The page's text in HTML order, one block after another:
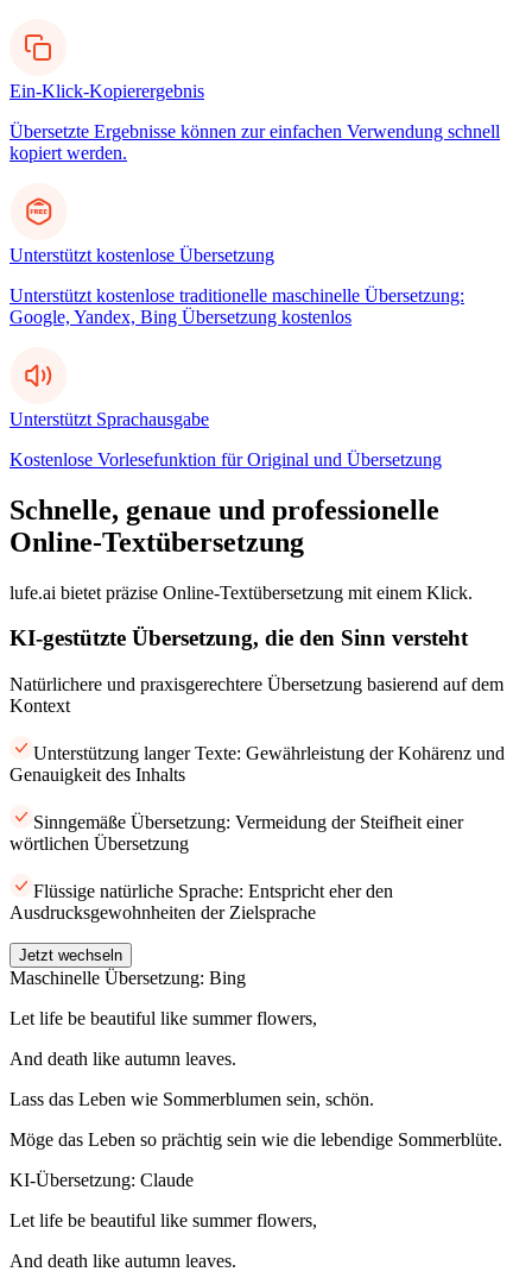
Ein-Klick-Kopierergebnis
Übersetzte Ergebnisse können zur einfachen Verwendung schnell
kopiert werden.
Unterstützt kostenlose Übersetzung
Unterstützt kostenlose traditionelle maschinelle Übersetzung:
Google, Yandex, Bing Übersetzung kostenlos
Unterstützt Sprachausgabe
Kostenlose Vorlesefunktion für Original und Übersetzung
Schnelle, genaue und professionelle
Online-Textübersetzung
lufe.ai bietet präzise Online-Textübersetzung mit einem Klick.
KI-gestützte Übersetzung, die den Sinn versteht
Natürlichere und praxisgerechtere Übersetzung basierend auf dem
Kontext
Unterstützung langer Texte: Gewährleistung der Kohärenz und
Genauigkeit des Inhalts
Sinngemäße Übersetzung: Vermeidung der Steifheit einer
wörtlichen Übersetzung
Flüssige natürliche Sprache: Entspricht eher den
Ausdrucksgewohnheiten der Zielsprache
Jetzt wechseln
Maschinelle Übersetzung: Bing
Let life be beautiful like summer flowers,
And death like autumn leaves.
Lass das Leben wie Sommerblumen sein, schön.
Möge das Leben so prächtig sein wie die lebendige Sommerblüte.
KI-Übersetzung: Claude
Let life be beautiful like summer flowers,
And death like autumn leaves.